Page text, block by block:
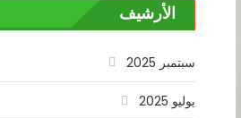
الأرشيف
سبتمبر 2025
يوليو 2025